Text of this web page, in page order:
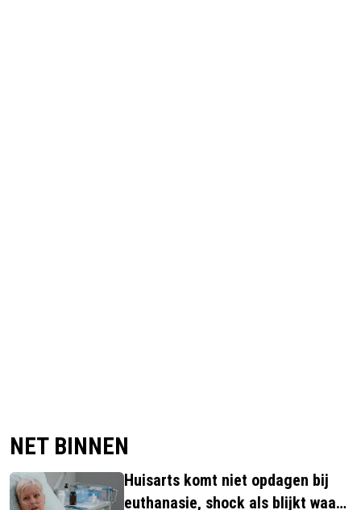
NET BINNEN
Huisarts komt niet opdagen bij
euthanasie, shock als blijkt waar